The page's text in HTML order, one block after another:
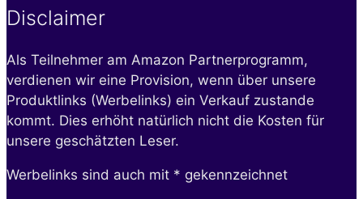
Disclaimer
Als Teilnehmer am Amazon Partnerprogramm,
verdienen wir eine Provision, wenn über unsere
Produktlinks (Werbelinks) ein Verkauf zustande
kommt. Dies erhöht natürlich nicht die Kosten für
unsere geschätzten Leser.
Werbelinks sind auch mit * gekennzeichnet